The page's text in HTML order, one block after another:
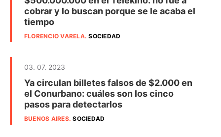
cobrar y lo buscan porque se le acaba el
tiempo
FLORENCIO VARELA.SOCIEDAD
03. 07. 2023
Ya circulan billetes falsos de $2.000 en
el Conurbano: cuáles son los cinco
pasos para detectarlos
BUENOS AIRES.SOCIEDAD